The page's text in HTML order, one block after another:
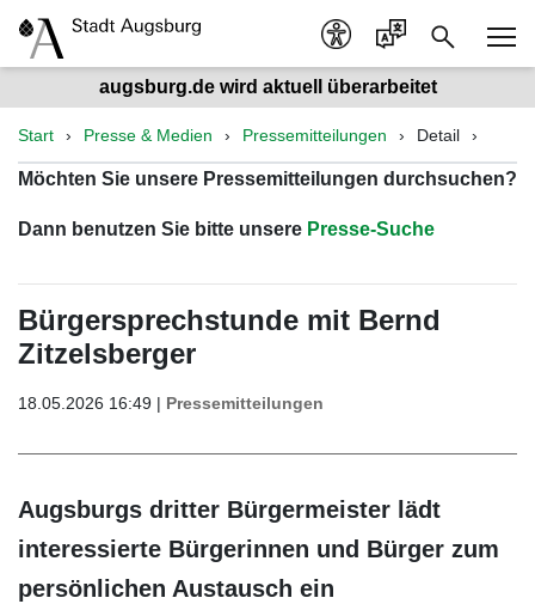
augsburg.de wird aktuell überarbeitet
Start Presse & Medien Pressemitteilungen Detail
Möchten Sie unsere Pressemitteilungen durchsuchen?
Dann benutzen Sie bitte unsere Presse-Suche
Bürgersprechstunde mit Bernd
Zitzelsberger
18.05.2026 16:49 | Pressemitteilungen
Augsburgs dritter Bürgermeister lädt
interessierte Bürgerinnen und Bürger zum
persönlichen Austausch ein